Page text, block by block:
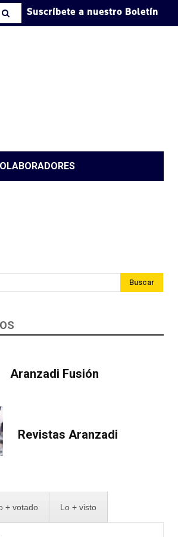
Suscríbete a nuestro Boletín
Buscar
Aranzadi Fusión
Revistas Aranzadi
+ votado Lo + visto